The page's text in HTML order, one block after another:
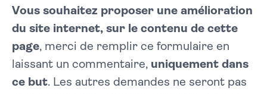
Vous souhaitez proposer une amélioration
du site internet, sur le contenu de cette
page, merci de remplir ce formulaire en
laissant un commentaire, uniquement dans
ce but. Les autres demandes ne seront pas